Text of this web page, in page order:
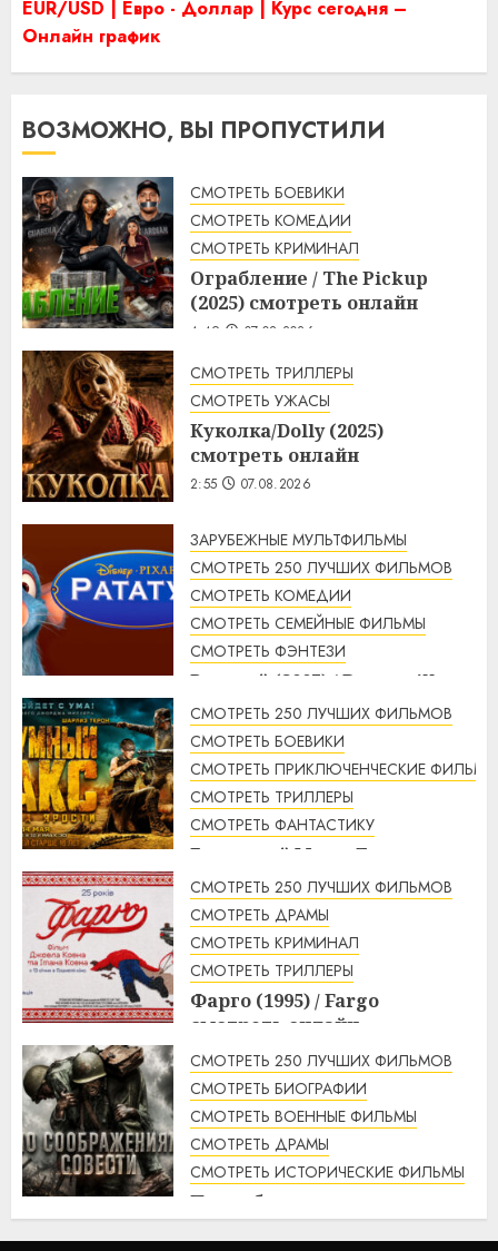
EUR/USD | Евро - Доллар | Курс сегодня –
Онлайн график
ВОЗМОЖНО, ВЫ ПРОПУСТИЛИ
СМОТРЕТЬ БОЕВИКИ
СМОТРЕТЬ КОМЕДИИ
СМОТРЕТЬ КРИМИНАЛ
Ограбление / The Pickup
(2025) смотреть онлайн
4:49 07.08.2026
СМОТРЕТЬ ТРИЛЛЕРЫ
СМОТРЕТЬ УЖАСЫ
Куколка/Dolly (2025)
смотреть онлайн
2:55 07.08.2026
ЗАРУБЕЖНЫЕ МУЛЬТФИЛЬМЫ
СМОТРЕТЬ 250 ЛУЧШИХ ФИЛЬМОВ
СМОТРЕТЬ КОМЕДИИ
СМОТРЕТЬ СЕМЕЙНЫЕ ФИЛЬМЫ
СМОТРЕТЬ ФЭНТЕЗИ
Рататуй (2007) / Ratatouille
смотреть онлайн
2:32 07.08.2026
СМОТРЕТЬ 250 ЛУЧШИХ ФИЛЬМОВ
СМОТРЕТЬ БОЕВИКИ
СМОТРЕТЬ ПРИКЛЮЧЕНЧЕСКИЕ ФИЛЬМЫ
СМОТРЕТЬ ТРИЛЛЕРЫ
СМОТРЕТЬ ФАНТАСТИКУ
Безумный Макс: Дорога
ярости (2015) / Mad Max: Fury
Road смотреть онлайн
1:56 07.08.2026
СМОТРЕТЬ 250 ЛУЧШИХ ФИЛЬМОВ
СМОТРЕТЬ ДРАМЫ
СМОТРЕТЬ КРИМИНАЛ
СМОТРЕТЬ ТРИЛЛЕРЫ
Фарго (1995) / Fargo
смотреть онлайн
1:49 07.08.2026
СМОТРЕТЬ 250 ЛУЧШИХ ФИЛЬМОВ
СМОТРЕТЬ БИОГРАФИИ
СМОТРЕТЬ ВОЕННЫЕ ФИЛЬМЫ
СМОТРЕТЬ ДРАМЫ
СМОТРЕТЬ ИСТОРИЧЕСКИЕ ФИЛЬМЫ
По соображениям совести
(2016) / Hacksaw Ridge